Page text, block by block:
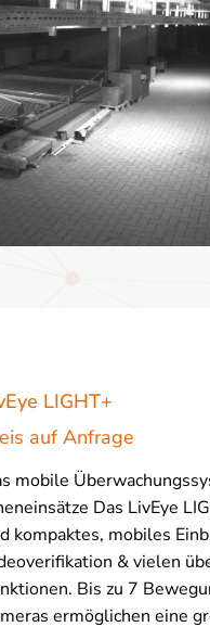
LIGHT+
auf Anfrage
mobile
Das LivEye
kompaktes, mobiles
& vielen
Bis zu 7
ermöglichen eine